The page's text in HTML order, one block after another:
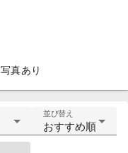
写真あり
並び替え
おすすめ順